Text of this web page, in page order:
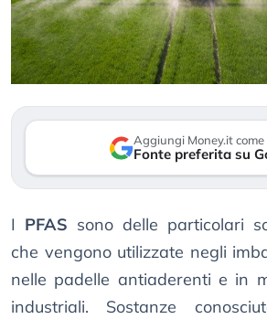
Aggiungi Money.it come
Fonte preferita su
I PFAS sono delle particolari
che vengono utilizzate negli
nelle padelle antiaderenti e in
industriali. Sostanze